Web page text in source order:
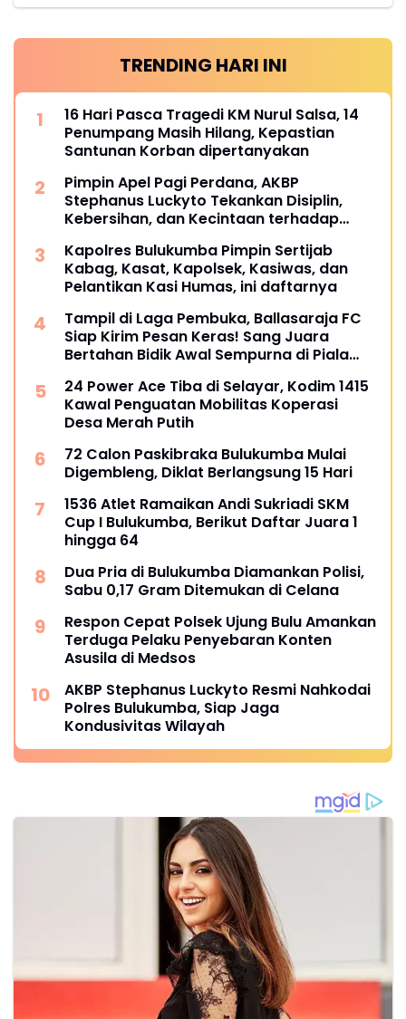
TRENDING HARI INI
16 Hari Pasca Tragedi KM Nurul Salsa, 14
Penumpang Masih Hilang, Kepastian
Santunan Korban dipertanyakan
Pimpin Apel Pagi Perdana, AKBP
Stephanus Luckyto Tekankan Disiplin,
Kebersihan, dan Kecintaan terhadap
Kapolres Bulukumba Pimpin Sertijab
Kabag, Kasat, Kapolsek, Kasiwas, dan
Pelantikan Kasi Humas, ini daftarnya
Tampil di Laga Pembuka, Ballasaraja FC
Siap Kirim Pesan Keras! Sang Juara
Bertahan Bidik Awal Sempurna di Piala
24 Power Ace Tiba di Selayar, Kodim 1415
Kawal Penguatan Mobilitas Koperasi
Desa Merah Putih
72 Calon Paskibraka Bulukumba Mulai
Digembleng, Diklat Berlangsung 15 Hari
1536 Atlet Ramaikan Andi Sukriadi SKM
Cup I Bulukumba, Berikut Daftar Juara 1
hingga 64
Dua Pria di Bulukumba Diamankan Polisi,
Sabu 0,17 Gram Ditemukan di Celana
Respon Cepat Polsek Ujung Bulu Amankan
Terduga Pelaku Penyebaran Konten
Asusila di Medsos
AKBP Stephanus Luckyto Resmi Nahkodai
Polres Bulukumba, Siap Jaga
Kondusivitas Wilayah